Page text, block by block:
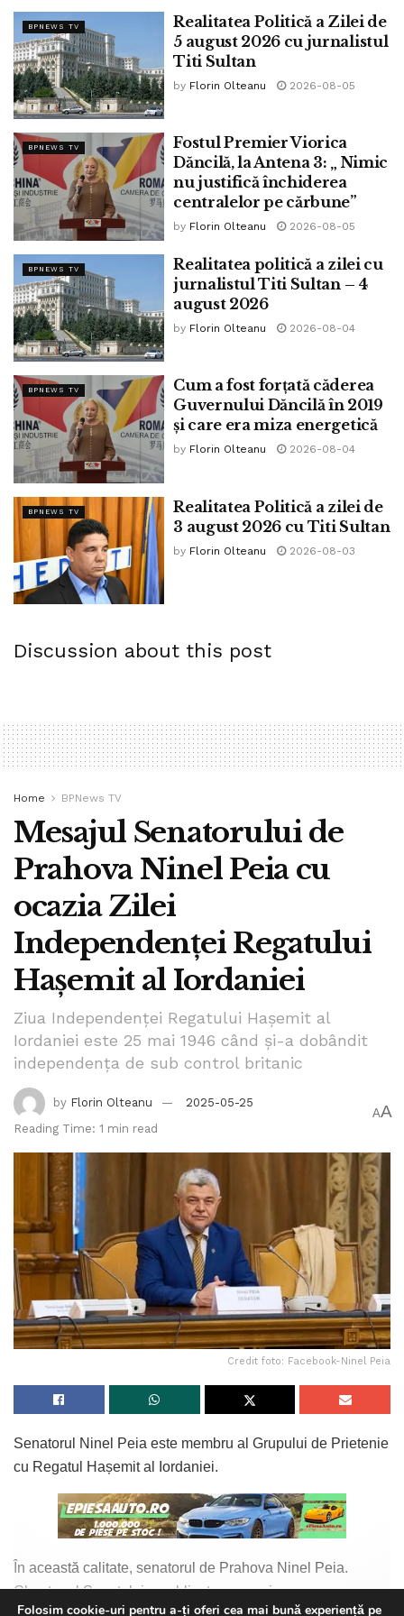
La 27 mai 1821, murea asasinat mișelește de către eteriști,
Eroul Revoluției Române de la 1821, Tudor Vladimirescu.
Trădat din interior, urât de inamici, Tudor se jertfea eroic
pentru crezul său național.
Din păcate, niciodată trupul nu i-a fost găsit, fiind aruncat
într-o hazna din Târgoviște de perfizii asasini ai eroului
românilor!
Să nu uităm ziua de 27 mai!
Mihai Viteazul și Tudor Vladimirescu sun eroi ai Neamului
Românesc!”
Tags: ninel peia
BPNEWS TV
Realitatea Politică a Zilei de
5 august 2026 cu jurnalistul
Titi Sultan
by Florin Olteanu 2026-08-05
BPNEWS TV
Fostul Premier Viorica
Dăncilă, la Antena 3: „ Nimic
nu justifică închiderea
centralelor pe cărbune”
by Florin Olteanu 2026-08-05
BPNEWS TV
Realitatea politică a zilei cu
jurnalistul Titi Sultan – 4
august 2026
by Florin Olteanu 2026-08-04
BPNEWS TV
Cum a fost forțată căderea
Guvernului Dăncilă în 2019
și care era miza energetică
by Florin Olteanu 2026-08-04
BPNEWS TV
Realitatea Politică a zilei de
3 august 2026 cu Titi Sultan
by Florin Olteanu 2026-08-03
Discussion about this post
Home BPNews TV
Mesajul Senatorului de
Prahova Ninel Peia cu
ocazia Zilei
Independenței Regatului
Hașemit al Iordaniei
Ziua Independenței Regatului Hașemit al
Iordaniei este 25 mai 1946 când și-a dobândit
independența de sub control britanic
by Florin Olteanu
2025-05-25
Reading Time: 1 min read
AA
Credit foto: Facebook-Ninel Peia
Senatorul Ninel Peia este membru al Grupului de Prietenie
cu Regatul Hașemit al Iordaniei.
În această calitate, senatorul de Prahova Ninel Peia.
Chestor al Senatului a publicat un mesaj:
Folosim cookie-uri pentru a-ți oferi cea mai bună experiență pe